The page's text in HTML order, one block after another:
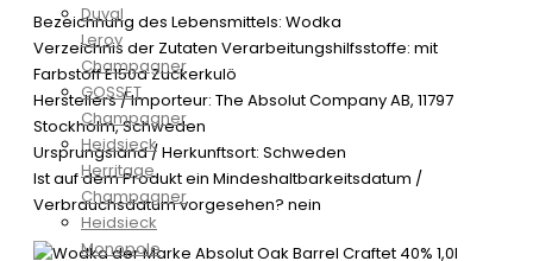
Duval
Leroy
Champagner
GOSSET
Champagner
Heidsieck
Herritage
Champagner
Heidsieck
Monopole
Bezeichnung des Lebensmittels: Wodka
Verzeichnis der Zutaten Verarbeitungshilfsstoffe: mit
Farbstoff E150a Zuckerkulö
Herstellers / Importeur: The Absolut Company AB, 11797
Stockholm, Schweden
Ursprungsland / Herkunftsort: Schweden
Ist auf dem Produkt ein Mindeshaltbarkeitsdatum /
Verbrauchsdatum vorgesehen? nein